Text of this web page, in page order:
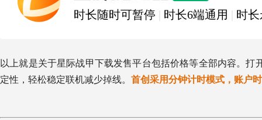
时长随时可暂停 时长6端通用 时
以上就是关于星际战甲下载发售平台包括价格等全部内容。
定性，轻松稳定联机减少掉线。 首创采用分钟计时模式，账户